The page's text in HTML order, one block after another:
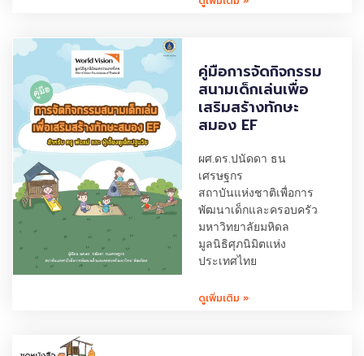
คู่มือการจัดกิจกรรม
สนามเด็กเล่นเพื่อ
เสริมสร้างทักษะ
สมอง EF
ผศ.ดร.ปนัดดา ธน
เศรษฐกร
สถาบันแห่งชาติเพื่อการ
พัฒนาเด็กและครอบครัว
มหาวิทยาลัยมหิดล
มูลนิธิศุภนิมิตแห่ง
ประเทศไทย
ดูเพิ่มเติม »